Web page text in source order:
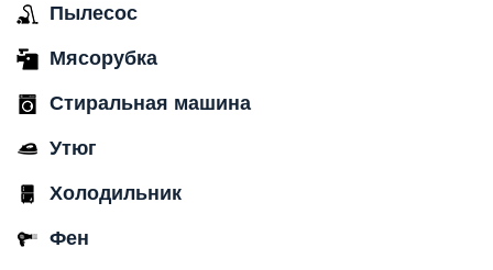
Пылесос
Мясорубка
Стиральная машина
Утюг
Холодильник
Фен